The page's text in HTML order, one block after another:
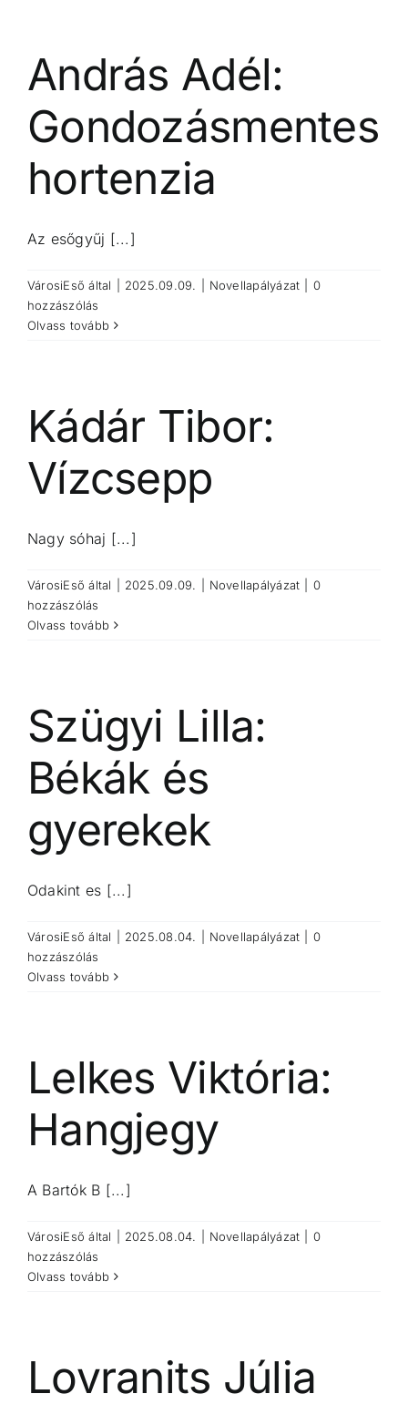
András Adél:
Gondozásmentes
hortenzia
Az esőgyűj [...]
VárosiEső által 2025.09.09. Novellapályázat
0
hozzászólás
Olvass tovább
Kádár Tibor:
Vízcsepp
Nagy sóhaj [...]
VárosiEső által 2025.09.09. Novellapályázat
0
hozzászólás
Olvass tovább
Szügyi Lilla:
Békák és
gyerekek
Odakint es [...]
VárosiEső által 2025.08.04. Novellapályázat
0
hozzászólás
Olvass tovább
Lelkes Viktória:
Hangjegy
A Bartók B [...]
VárosiEső által 2025.08.04. Novellapályázat
0
hozzászólás
Olvass tovább
Lovranits Júlia